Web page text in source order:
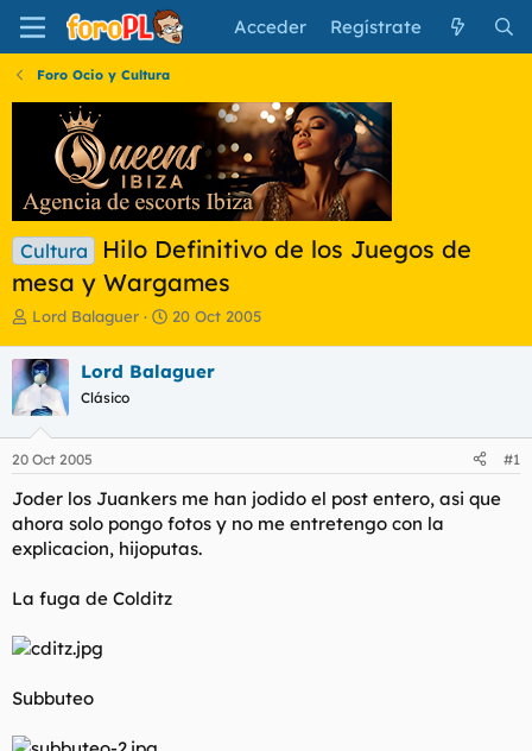
Acceder Regístrate
Foro Ocio y Cultura
Cultura
Hilo Definitivo de los Juegos de
mesa y Wargames
I
i
c
a
d
o
d
e
l
e
Lord Balaguer
F
h
e
i
c
i
20 Oct 2005
Lord Balaguer
Clásico
20 Oct 2005 #1
Joder los Juankers me han jodido el post entero, asi que
ahora solo pongo fotos y no me entretengo con la
explicacion, hijoputas.
La fuga de Colditz
Subbuteo